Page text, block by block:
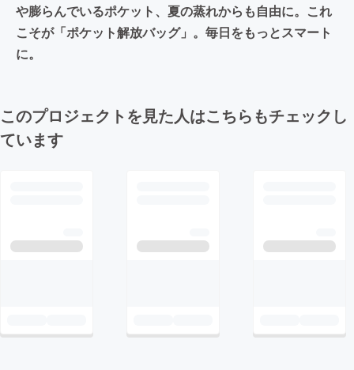
や膨らんでいるポケット、夏の蒸れからも自由に。これ
こそが「ポケット解放バッグ」。毎日をもっとスマート
に。
このプロジェクトを見た人はこちらもチェックし
ています